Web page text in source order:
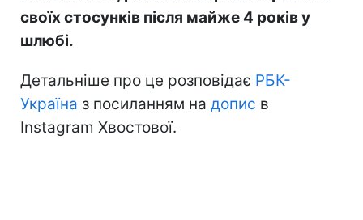
своїх стосунків після майже 4 років у
шлюбі.
Детальніше про це розповідає РБК-
Україна з посиланням на допис в
Instagram Хвостової.